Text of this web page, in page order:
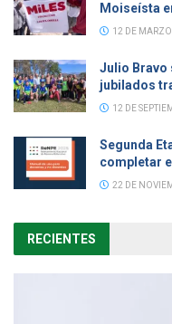
Moiseísta
12 DE
Julio Bravo
jubilados
12 DE
Segunda
completar
22 DE
RECIENTES